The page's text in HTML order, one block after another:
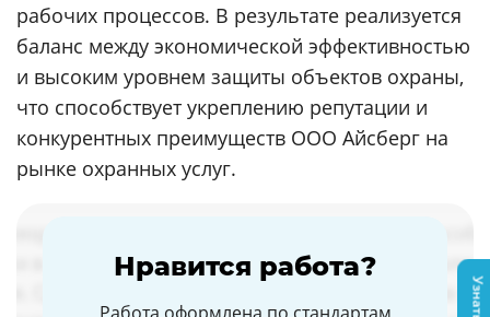
рабочих процессов. В результате реализуется
баланс между экономической эффективностью
и высоким уровнем защиты объектов охраны,
что способствует укреплению репутации и
конкурентных преимуществ ООО Айсберг на
рынке охранных услуг.
Нравится работа?